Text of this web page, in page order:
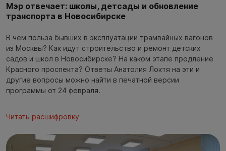
Мэр отвечает: школы, детсады и обновление
транспорта в Новосибирске
В чём польза бывших в эксплуатации трамвайных вагонов
из Москвы? Как идут строительство и ремонт детских
садов и школ в Новосибирске? На каком этапе продление
Красного проспекта? Ответы Анатолия Локтя на эти и
другие вопросы можно найти в печатной версии
программы от 24 февраля.
Читать расшифровку